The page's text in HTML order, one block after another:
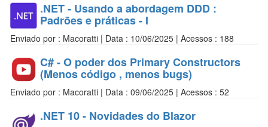
.NET - Usando a abordagem DDD :
Padrões e práticas - I
Enviado por : Macoratti | Data : 10/06/2025 | Acessos : 188
C# - O poder dos Primary Constructors
(Menos código , menos bugs)
Enviado por : Macoratti | Data : 09/06/2025 | Acessos : 52
.NET 10 - Novidades do Blazor